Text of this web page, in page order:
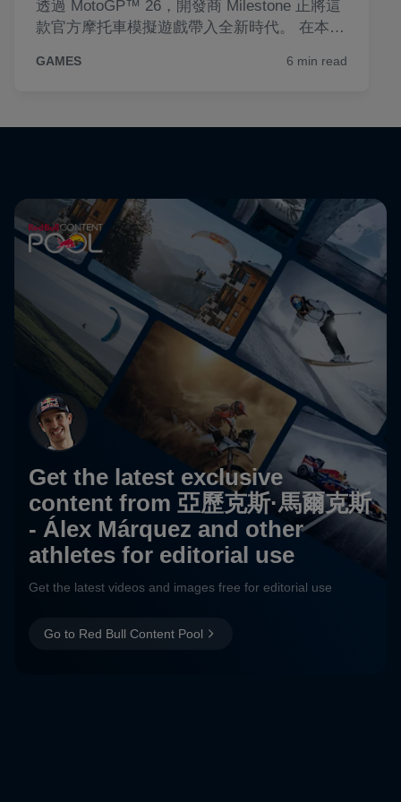
Get the latest exclusive
content from 亞歷克斯·馬爾克斯
- Álex Márquez and other
athletes for editorial use
Get the latest videos and images free for editorial use
Go to Red Bull Content Pool